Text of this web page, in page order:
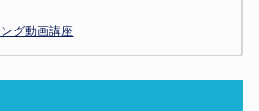
グ動画講座